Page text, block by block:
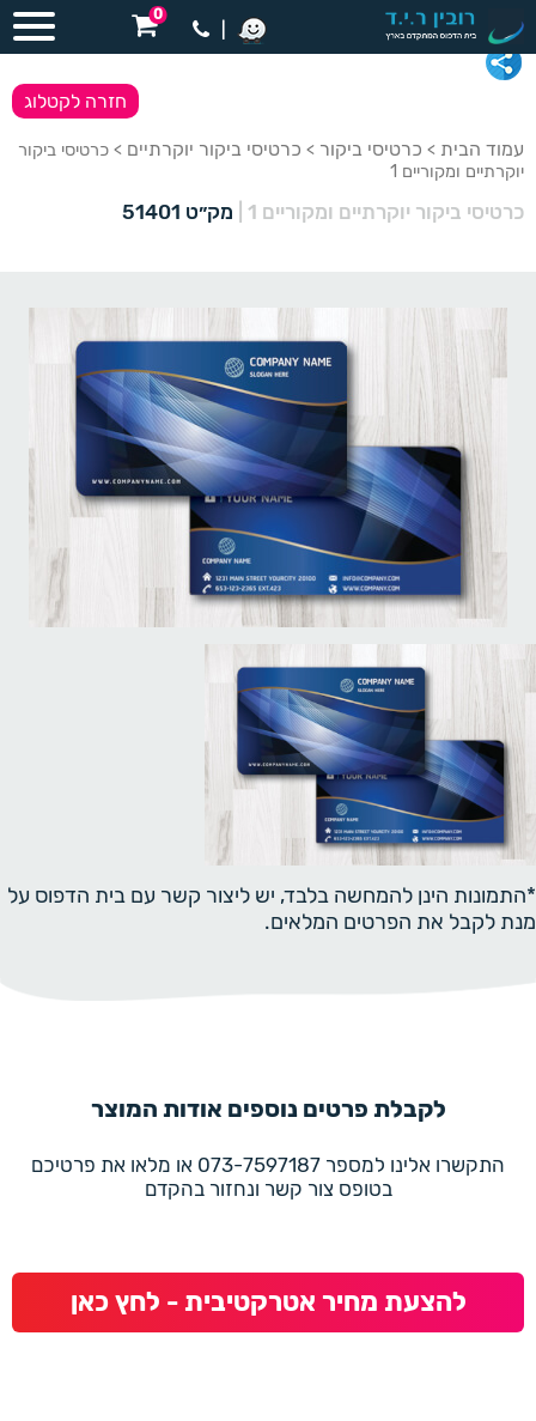
0
עמוד הבית > כרטיסי ביקור > כרטיסי ביקור יוקרתיים > כרטיסי ביקור
יוקרתיים ומקוריים 1
כרטיסי ביקור יוקרתיים ומקוריים 1 מק״ט 51401
חזרה לקטלוג
*התמונות הינן להמחשה בלבד, יש ליצור קשר עם בית הדפוס על
מנת לקבל את הפרטים המלאים.
לקבלת פרטים נוספים אודות המוצר
התקשרו אלינו למספר 073-7597187 או מלאו את פרטיכם
בטופס צור קשר ונחזור בהקדם
להצעת מחיר אטרקטיבית - לחץ כאן